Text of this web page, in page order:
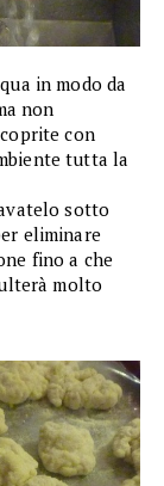
in modo da
non
con
tutta la
sotto
eliminare
fino a che
molto